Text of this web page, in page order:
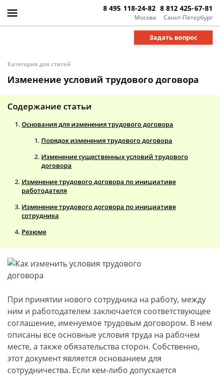
Москва
8 495 118-24-82
Санкт-Петербург
8 812 425-67-81
Задать вопрос
Категория для статей
Изменение условий трудового договора
Содержание статьи
Основания для изменения трудового договора
Порядок изменения трудового договора
Изменение существенных условий трудового
договора
Изменение трудового договора по инициативе
работодателя
Изменение трудового договора по инициативе
сотрудника
Резюме
При принятии нового сотрудника на работу, между
ним и работодателем заключается соответствующее
соглашение, именуемое трудовым договором. В нем
описаны все основные условия труда на рабочем
месте, а также обязательства сторон. Собственно,
этот документ является основанием для
сотрудничества. Если кем-либо допускается